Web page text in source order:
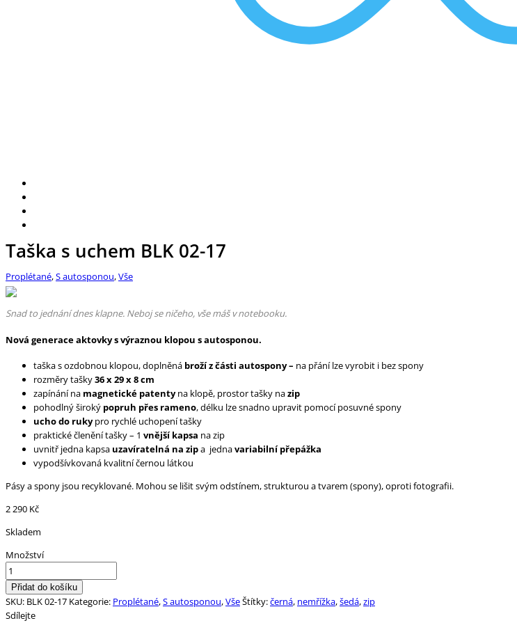
Taška s uchem BLK 02-17
Proplétané,S autosponou,Vše
Snad to jednání dnes klapne. Neboj se ničeho, vše máš v notebooku.
Nová generace aktovky s výraznou klopou s autosponou.
taška s ozdobnou klopou, doplněná broží z části autospony – na přání lze vyrobit i bez spony
rozměry tašky36x 29 x 8 cm
zapínání na magnetické patentyna klopě, prostor tašky nazip
pohodlný široký popruh přes rameno, délku lze snadno upravit pomocí posuvné spony
ucho do rukypro rychlé uchopení tašky
praktické členění tašky – 1 vnější kapsa na zip
uvnitř jedna kapsa uzavíratelná na zipa jednavariabilní přepážka
vypodšívkovaná kvalitní černou látkou
Pásy a spony jsou recyklované. Mohou se lišit svým odstínem, strukturou a tvarem (spony), oproti fotografii.
2 290 Kč
Skladem
Množství
Přidat do košíku
SKU: BLK 02-17 Kategorie: Proplétané,S autosponou,VšeŠtítky:černá, nemřížka,šedá,zip
Sdílejte